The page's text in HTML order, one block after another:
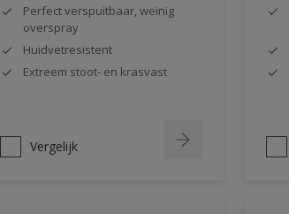
Perfect verspuitbaar, weinig
overspray
Huidvetresistent
Extreem stoot- en krasvast
Vergelijk